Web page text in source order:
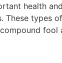
health
These